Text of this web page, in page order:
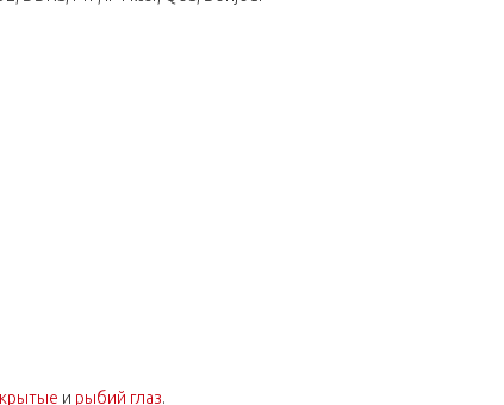
и рыбий глаз.